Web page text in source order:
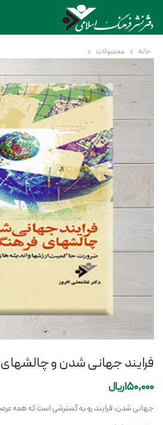
خانه محصولات
فرایند جهانی شدن و
150,000ریال
جهانی شدن، فرایند رو به گسترشی است که همه